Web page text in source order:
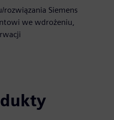
rozwiązania Siemens
we wdrożeniu,